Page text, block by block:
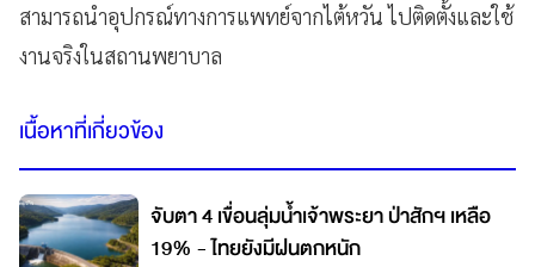
สามารถนำอุปกรณ์ทางการแพทย์จากไต้หวัน ไปติดตั้งและใช้
งานจริงในสถานพยาบาล
เนื้อหาที่เกี่ยวข้อง
จับตา 4 เขื่อนลุ่มน้ำเจ้าพระยา ป่าสักฯ เหลือ
19% - ไทยยังมีฝนตกหนัก